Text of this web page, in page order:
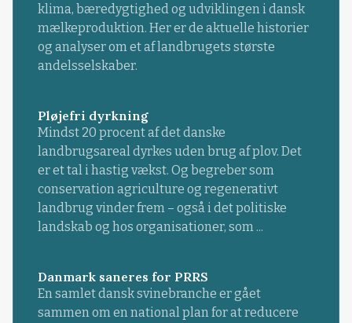
klima, bæredygtighed og udviklingen i dansk
mælkeproduktion. Her er de aktuelle historier
og analyser om et af landbrugets største
andelsselskaber.
Pløjefri dyrkning
Mindst 20 procent af det danske
landbrugsareal dyrkes uden brug af plov. Det
er et tal i hastig vækst. Og begreber som
conservation agriculture og regenerativt
landbrug vinder frem – også i det politiske
landskab og hos organisationer, som ...
Danmark saneres for PRRS
En samlet dansk svinebranche er gået
sammen om en national plan for at reducere